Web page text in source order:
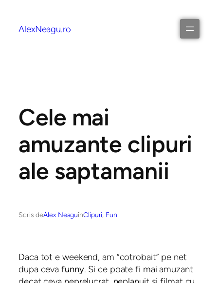
AlexNeagu.ro
Cele mai
amuzante clipuri
ale saptamanii
Scris deAlex NeaguînClipuri, Fun
Daca tot e weekend, am “cotrobait” pe net
dupa cevafunny. Si ce poate fi mai amuzant